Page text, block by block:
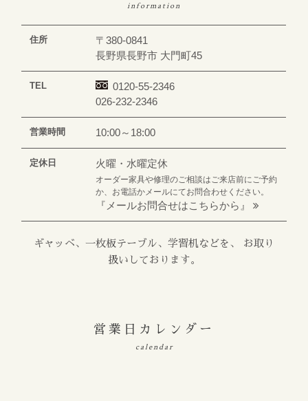
information
住所
〒380-0841
長野県長野市 大門町45
TEL
0120-55-2346
026-232-2346
営業時間 10:00～18:00
定休日 火曜・水曜定休
オーダー家具や修理のご相談はご来店前にご予約
か、お電話かメールにてお問合わせください。
『メールお問合せはこちらから』
ギャッベ、一枚板テーブル、学習机などを、 お取り
扱いしております。
営業日カレンダー
calendar